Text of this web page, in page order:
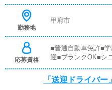
事務所や待機室の清
勤務地
甲府市
応募資格
■普通自動車免許■
迎■ブランクOK■シ
「送迎ドライバー」